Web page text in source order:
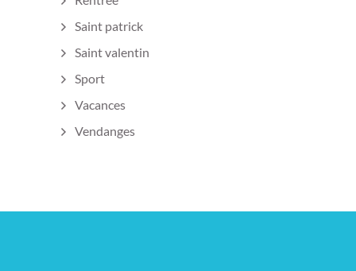
Saint patrick
Saint valentin
Sport
Vacances
Vendanges